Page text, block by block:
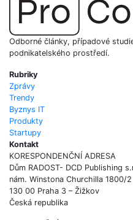
Odborné články, případové
podnikatelského prostředí.
Rubriky
Zprávy
Trendy
Byznys IT
Produkty
Startupy
Kontakt
KORESPONDENČNÍ ADRESA
Dům RADOST- DCD Publishing
nám. Winstona Churchilla 1800/2
130 00 Praha 3 – Žižkov
Česká republika